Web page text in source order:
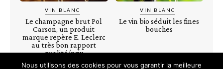
VIN BLANC
Le champagne brut Pol
Carson, un produit
marque repère E. Leclerc
au très bon rapport
qualité/prix
VIN BLANC
Le vin bio séduit les fines
bouches
Nous utilisons des cookies pour vous garantir la meilleure